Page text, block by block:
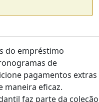
do empréstimo
de
pagamentos extras
maneira eficaz.
faz parte da coleção